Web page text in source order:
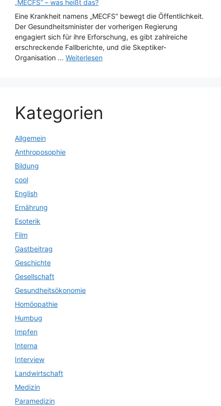
„MECFS“ – was heißt das?
Eine Krankheit namens „MECFS“ bewegt die Öffentlichkeit.
Der Gesundheitsminister der vorherigen Regierung
engagiert sich für ihre Erforschung, es gibt zahlreiche
erschreckende Fallberichte, und die Skeptiker-
Organisation ... Weiterlesen
Kategorien
Allgemein
Anthroposophie
Bildung
cool
English
Ernährung
Esoterik
Film
Gastbeitrag
Geschichte
Gesellschaft
Gesundheitsökonomie
Homöopathie
Humbug
Impfen
Interna
Interview
Landwirtschaft
Medizin
Paramedizin